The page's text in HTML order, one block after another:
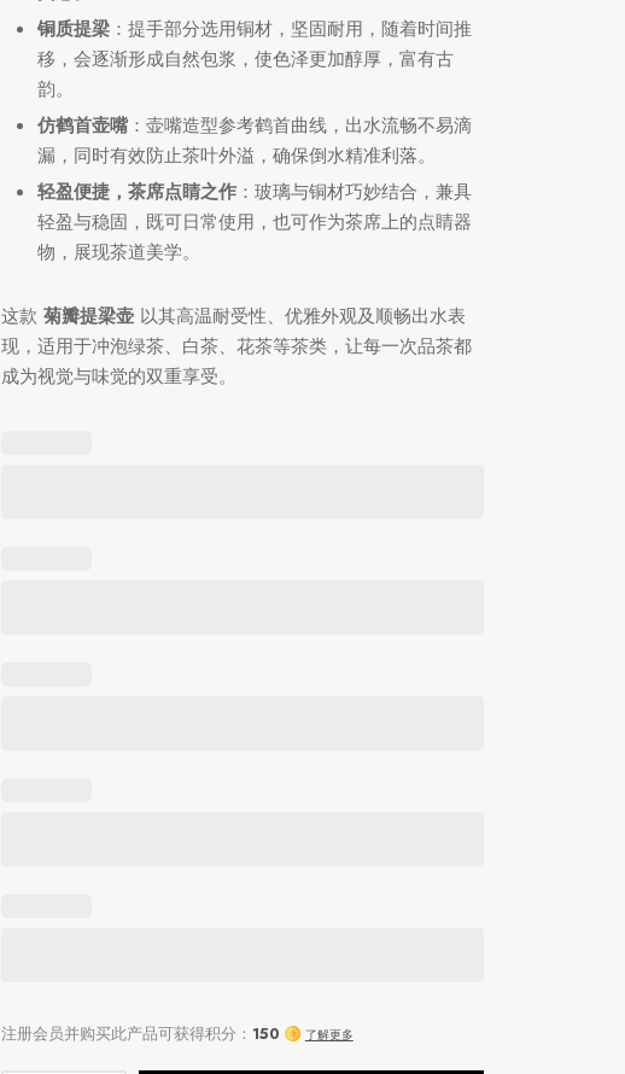
铜质提梁 ：提手部分选用铜材，坚固耐用，随着时间推
移，会逐渐形成自然包浆，使色泽更加醇厚，富有古
韵。
仿鹤首壶嘴：壶嘴造型参考鹤首曲线，出水流畅不易滴
漏，同时有效防止茶叶外溢，确保倒水精准利落。
轻盈便捷，茶席点睛之作 ：玻璃与铜材巧妙结合，兼具
轻盈与稳固，既可日常使用，也可作为茶席上的点睛器
物，展现茶道美学。
这款 菊瓣提梁壶 以其高温耐受性、优雅外观及顺畅出水表
现，适用于冲泡绿茶、白茶、花茶等茶类，让每一次品茶都
成为视觉与味觉的双重享受。